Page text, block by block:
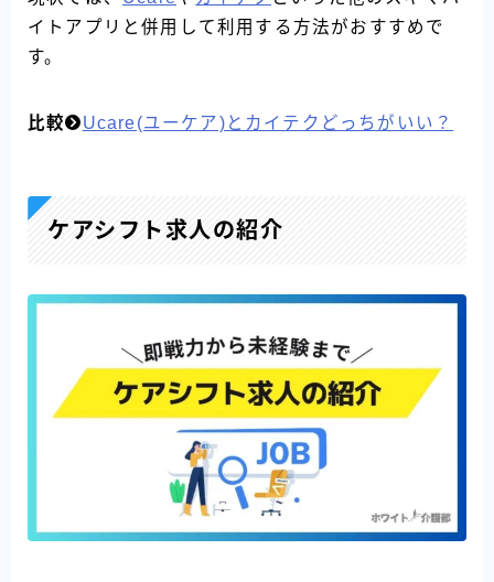
イトアプリと併用して利用する方法がおすすめで
す。
比較 Ucare(ユーケア)とカイテクどっちがいい？
ケアシフト求人の紹介